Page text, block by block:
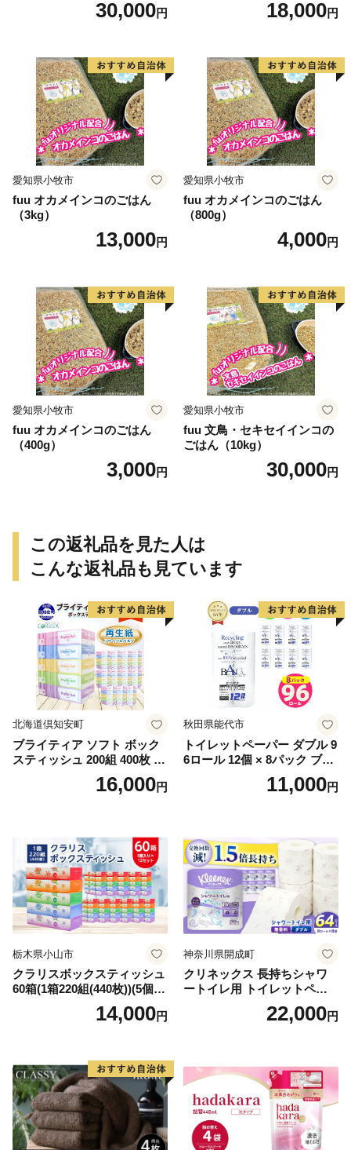
10：00～17：00 年中無休（1/1～1/3を除く）
30,000円 18,000円
愛知県小牧市
fuu オカメインコのごはん
（3kg）
13,000円
愛知県小牧市
fuu オカメインコのごはん
（800g）
4,000円
愛知県小牧市
fuu オカメインコのごはん
（400g）
3,000円
愛知県小牧市
fuu 文鳥・セキセイインコの
ごはん（10kg）
30,000円
この返礼品を見た人は
こんな返礼品も見ています
北海道倶知安町
ブライティア ソフト ボック
スティッシュ 200組 400枚 60
箱 日本製 まとめ買い ティッ
シュ リサイクル 長持 防災 常
倶知安町 日用品
16,000円
秋田県能代市
トイレットペーパー ダブル 9
6ロール 12個 × 8パック ブラ
ンカ 再生紙 100％ 芯あり 日
用品 消耗品 無香料 生活用品
11,000円
栃木県小山市
クラリスボックスティッシュ
60箱(1箱220組(440枚))(5個入
り×12セット)【1256759】
14,000円
神奈川県開成町
クリネックス 長持ちシャワ
ートイレ用 トイレットペー
パー（ダブル）64ロール(8ロ
ール×8パック) 開成町 トイレ
蓄 防災 エコ 消耗品 生活雑貨
生活用品 無香料 トイレット
ペーパー ダブル といれっと
ぺーぱー トイレ クレシア ト
イレットペーパー [BDBH002
-1]
22,000円